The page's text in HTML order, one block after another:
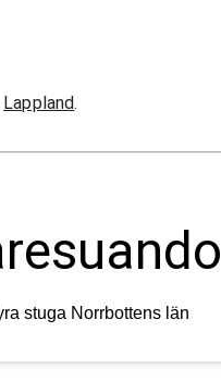
Lappland.
stuga Norrbottens län